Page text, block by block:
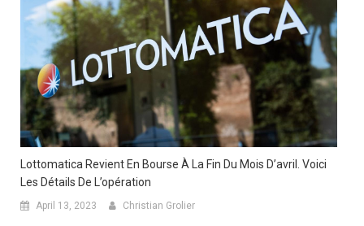
Lottomatica Revient En Bourse À La Fin Du Mois D’avril. Voici
Les Détails De L’opération
April 13, 2023 Christian Grolier